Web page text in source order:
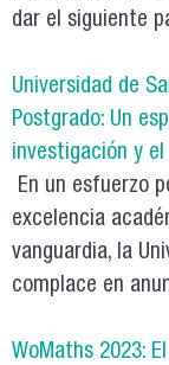
dar el siguiente
Universidad de
Postgrado: Un
investigación y
En un esfuerzo
excelencia
vanguardia, la
complace en
WoMaths 2023: